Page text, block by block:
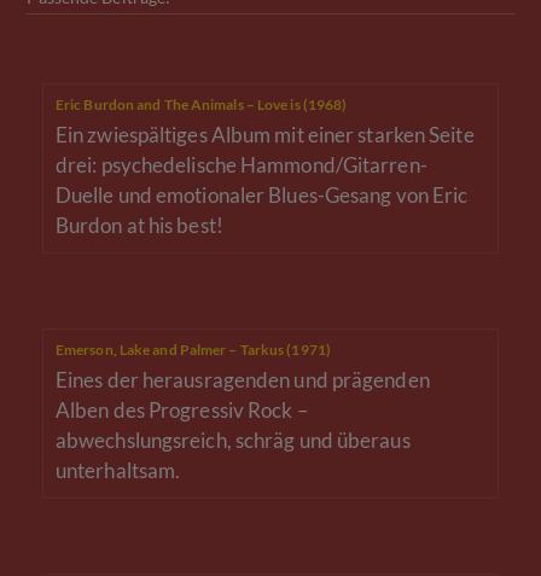
Eric Burdon and The Animals – Love is (1968)
Ein zwiespältiges Album mit einer starken Seite
drei: psychedelische Hammond/Gitarren-
Duelle und emotionaler Blues-Gesang von Eric
Burdon at his best!
Emerson, Lake and Palmer – Tarkus (1971)
Eines der herausragenden und prägenden
Alben des Progressiv Rock –
abwechslungsreich, schräg und überaus
unterhaltsam.